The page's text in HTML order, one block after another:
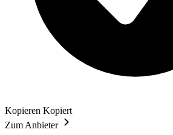
Kopieren Kopiert
Zum Anbieter